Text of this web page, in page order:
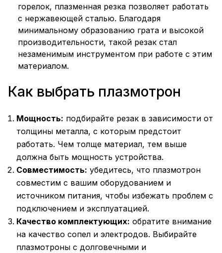
горелок, плазменная резка позволяет работать
с нержавеющей сталью. Благодаря
минимальному образованию грата и высокой
производительности, такой резак стал
незаменимым инструментом при работе с этим
материалом.
Как выбрать плазмотрон
Мощность: подбирайте резак в зависимости от
толщины металла, с которым предстоит
работать. Чем толще материал, тем выше
должна быть мощность устройства.
Совместимость: убедитесь, что плазмотрон
совместим с вашим оборудованием и
источником питания, чтобы избежать проблем с
подключением и эксплуатацией.
Качество комплектующих: обратите внимание
на качество сопел и электродов. Выбирайте
плазмотроны с долговечными и